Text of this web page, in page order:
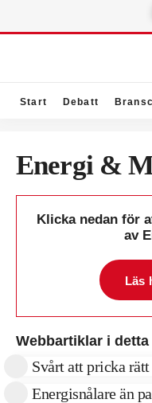
Start Debatt
Energi &
Klicka nedan för
av
Läs
Webbartiklar i
Svårt att pricka
Energisnålare än